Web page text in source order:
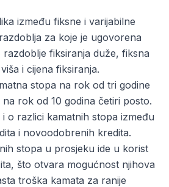
između fiksne i varijabilne
za koje je ugovorena
razdoblje fiksiranja duže, fiksna
i cijena fiksiranja.
stopa na rok od tri godine
rok od 10 godina četiri posto.
i o razlici kamatnih stopa između
i novoodobrenih kredita.
stopa u prosjeku ide u korist
što otvara mogućnost njihova
troška kamata za ranije